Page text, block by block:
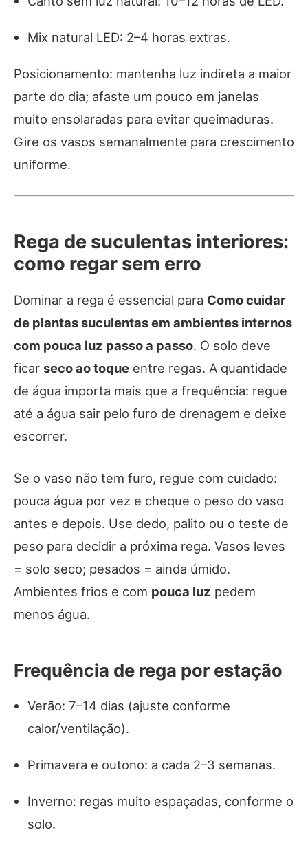
Mix natural LED: 2–4 horas extras.
Posicionamento: mantenha luz indireta a maior
parte do dia; afaste um pouco em janelas
muito ensolaradas para evitar queimaduras.
Gire os vasos semanalmente para crescimento
uniforme.
Rega de suculentas interiores:
como regar sem erro
Dominar a rega é essencial para Como cuidar
de plantas suculentas em ambientes internos
com pouca luz passo a passo. O solo deve
ficar seco ao toque entre regas. A quantidade
de água importa mais que a frequência: regue
até a água sair pelo furo de drenagem e deixe
escorrer.
Se o vaso não tem furo, regue com cuidado:
pouca água por vez e cheque o peso do vaso
antes e depois. Use dedo, palito ou o teste de
peso para decidir a próxima rega. Vasos leves
= solo seco; pesados = ainda úmido.
Ambientes frios e com pouca luz pedem
menos água.
Frequência de rega por estação
Verão: 7–14 dias (ajuste conforme
calor/ventilação).
Primavera e outono: a cada 2–3 semanas.
Inverno: regas muito espaçadas, conforme o
solo.